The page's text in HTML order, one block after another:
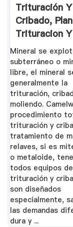
Trituración Y
Cribado,
Trituracion Y
Cribado De
Mineral se
subterráneo o
libre, el mineral
generalmente la
trituración,
moliendo.
procedimiento
trituración y
tratamiento de
relaves, si es
o metaloide,
todos equipos de
trituración y
son diseñados
especialmente,
las demandas
dura y ...